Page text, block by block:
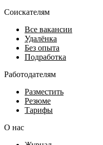
Соискателям
Все вакансии
Удалёнка
Без опыта
Подработка
Работодателям
Разместить
Резюме
Тарифы
О нас